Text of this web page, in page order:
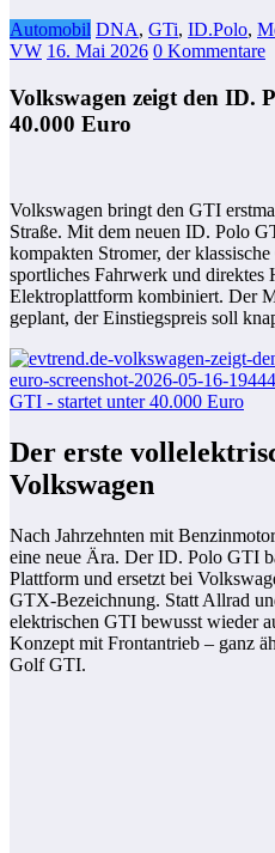
Automobil DNA, GTi, ID.Polo,
VW 16. Mai 2026 0 Kommentare
Volkswagen zeigt den ID.
40.000 Euro
Volkswagen bringt den GTI
Straße. Mit dem neuen ID. Polo
kompakten Stromer, der
sportliches Fahrwerk und direktes
Elektroplattform kombiniert. Der
geplant, der Einstiegspreis soll
Der erste
Volkswagen
Nach Jahrzehnten mit
eine neue Ära. Der ID. Polo GTI
Plattform und ersetzt bei
GTX-Bezeichnung. Statt Allrad
elektrischen GTI bewusst wieder
Konzept mit Frontantrieb – ganz
Golf GTI.